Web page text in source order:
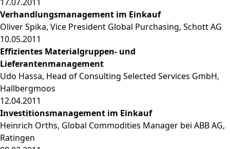
Verhandlungsmanagement im Einkauf
Oliver Spika, Vice President Global Purchasing, Schott AG
10.05.2011
Effizientes Materialgruppen- und
Lieferantenmanagement
Udo Hassa, Head of Consulting Selected Services GmbH,
Hallbergmoos
12.04.2011
Investitionsmanagement im Einkauf
Heinrich Orths, Global Commodities Manager bei ABB AG,
Ratingen